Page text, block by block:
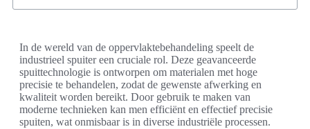
In de wereld van de oppervlaktebehandeling speelt de
industrieel spuiter een cruciale rol. Deze geavanceerde
spuittechnologie is ontworpen om materialen met hoge
precisie te behandelen, zodat de gewenste afwerking en
kwaliteit worden bereikt. Door gebruik te maken van
moderne technieken kan men efficiënt en effectief precisie
spuiten, wat onmisbaar is in diverse industriële processen.